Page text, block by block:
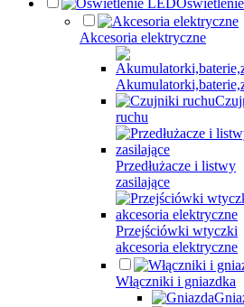
Akcesoria elektryczne
ruchu
Przedłużacze i listwy
zasilające
Przejściówki wtyczki
akcesoria elektryczne
Włączniki i gniazdka